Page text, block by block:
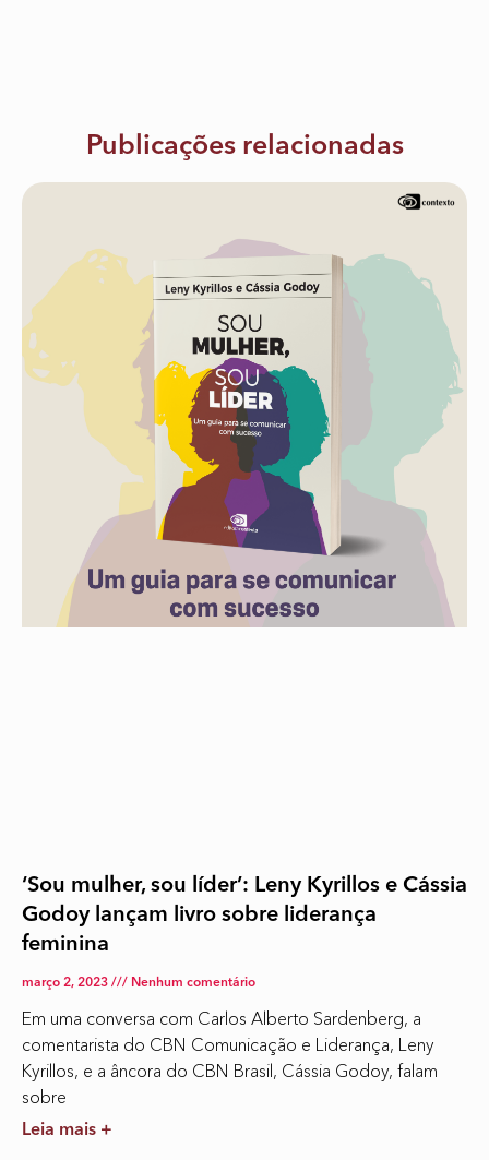
Publicações relacionadas
‘Sou mulher, sou líder’: Leny Kyrillos e Cássia
Godoy lançam livro sobre liderança
feminina
março 2, 2023 Nenhum comentário
Em uma conversa com Carlos Alberto Sardenberg, a
comentarista do CBN Comunicação e Liderança, Leny
Kyrillos, e a âncora do CBN Brasil, Cássia Godoy, falam
sobre
Leia mais +